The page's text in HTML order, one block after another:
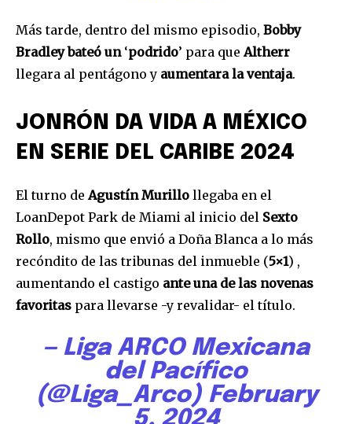
Más tarde, dentro del mismo episodio, Bobby
Bradley bateó un‘podrido’ para queAltherr
llegara al pentágono y aumentara la ventaja.
JONRÓN DA VIDA A MÉXICO
EN SERIE DEL CARIBE 2024
El turno deAgustín Murillo llegaba en el
LoanDepot Park de Miami al inicio del Sexto
Rollo, mismo que envió a Doña Blanca a lo más
recóndito de las tribunas del inmueble (5×1) ,
aumentando el castigo ante una de las novenas
favoritas para llevarse -y revalidar- el título.
— Liga ARCO Mexicana
del Pacífico
(@Liga_Arco) February
5, 2024